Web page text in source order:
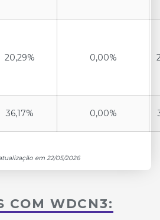
20,29% 0,00%
36,17% 0,00%
em 22/05/2026
COM WDCN3: